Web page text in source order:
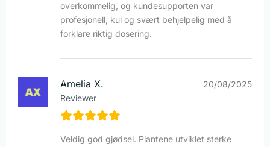
overkommelig, og kundesupporten var
profesjonell, kul og svært behjelpelig med å
forklare riktig dosering.
Amelia X.
Reviewer
20/08/2025
Veldig god gjødsel. Plantene utviklet sterke